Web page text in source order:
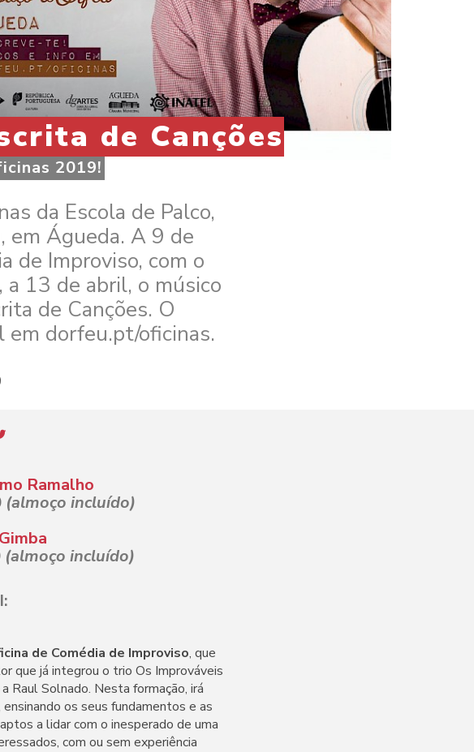
de Canções
2019!
da Escola de Palco,
em Águeda. A 9 de
de Improviso, com o
13 de abril, o músico
de Canções. O
dorfeu.pt/oficinas.
Ramalho
(almoço incluído)
(almoço incluído)
de Comédia de Improviso, que
que já integrou o trio Os Improváveis
Raul Solnado. Nesta formação, irá
os seus fundamentos e as
a lidar com o inesperado de uma
com ou sem experiência